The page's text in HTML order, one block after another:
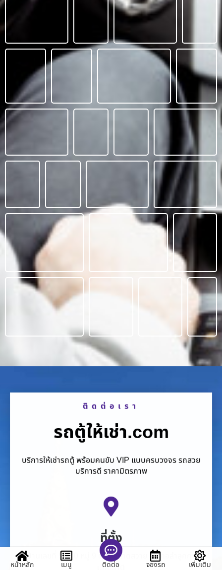
ติดต่อเรา
รถตู้ให้เช่า.com
บริการให้เช่ารถตู้ พร้อมคนขับ VIP แบบครบวงจร รถสวย
บริการดี ราคามิตรภาพ
ที่ตั้ง
บ้านเลขที่ 51 70 หมู่ 9 ตำบล ลาดสวาย อำเภอลำลูกกา
ปทุมธานี
หน้าหลัก เมนู ติดต่อ จองรถ เพิ่มเติม